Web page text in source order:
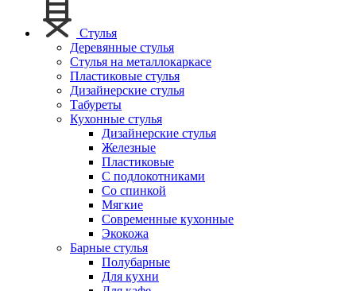
Стулья
Деревянные стулья
Стулья на металлокаркасе
Пластиковые стулья
Дизайнерские стулья
Табуреты
Кухонные стулья
Дизайнерские стулья
Железные
Пластиковые
С подлокотниками
Со спинкой
Мягкие
Современные кухонные
Экокожа
Барные стулья
Полубарные
Для кухни